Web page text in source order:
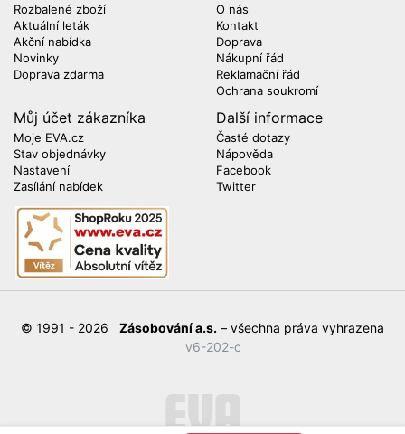
Rozbalené zboží
Aktuální leták
Akční nabídka
Novinky
Doprava zdarma
O nás
Kontakt
Doprava
Nákupní řád
Reklamační řád
Ochrana soukromí
Můj účet zákazníka
Moje EVA.cz
Stav objednávky
Nastavení
Zasílání nabídek
Další informace
Časté dotazy
Nápověda
Facebook
Twitter
© 1991 - 2026 Zásobování a.s. – všechna práva vyhrazena
v6-202-c